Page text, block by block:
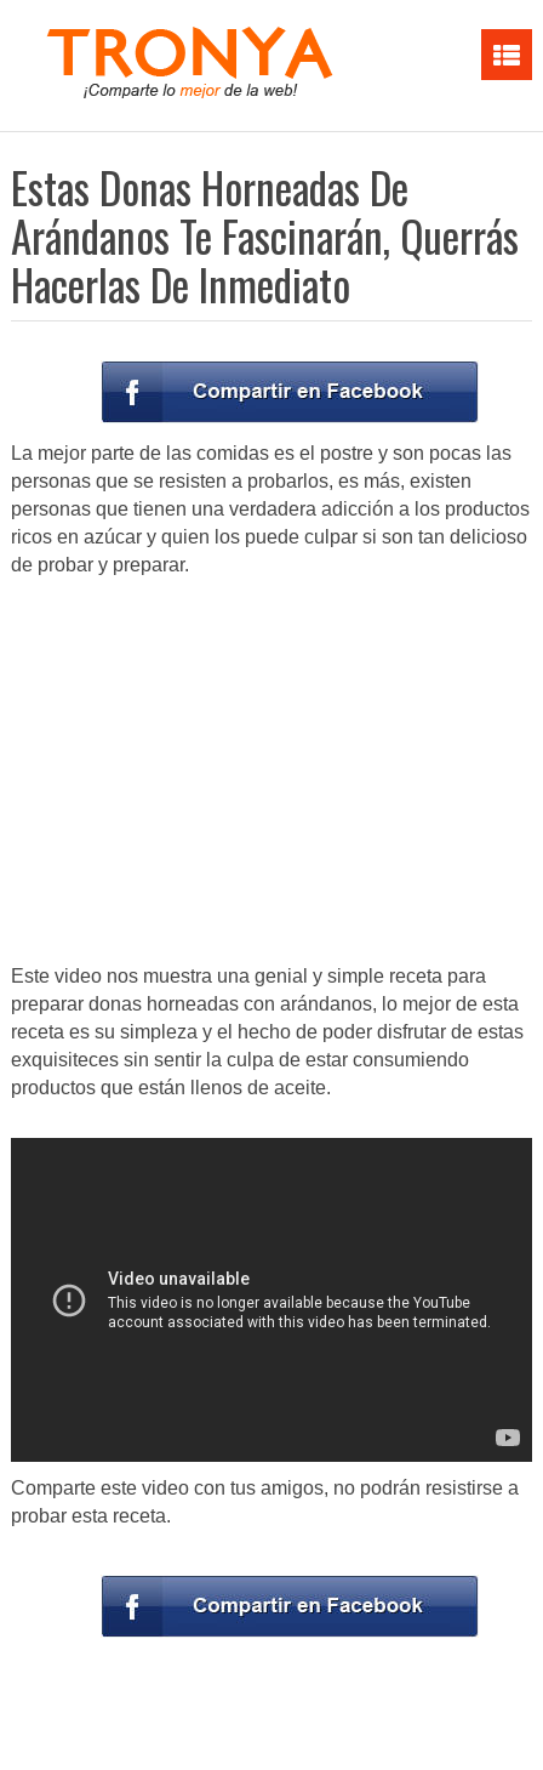
Estas Donas Horneadas De
Arándanos Te Fascinarán, Querrás
Hacerlas De Inmediato
La mejor parte de las comidas es el postre y son pocas las
personas que se resisten a probarlos, es más, existen
personas que tienen una verdadera adicción a los productos
ricos en azúcar y quien los puede culpar si son tan delicioso
de probar y preparar.
Este video nos muestra una genial y simple receta para
preparar donas horneadas con arándanos, lo mejor de esta
receta es su simpleza y el hecho de poder disfrutar de estas
exquisiteces sin sentir la culpa de estar consumiendo
productos que están llenos de aceite.
Comparte este video con tus amigos, no podrán resistirse a
probar esta receta.